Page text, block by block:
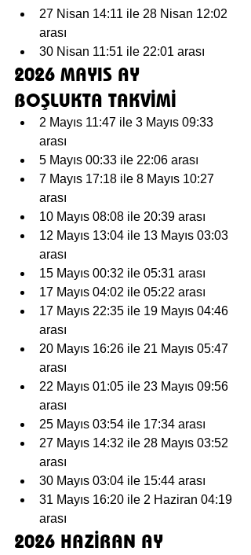
27 Nisan 14:11 ile 28 Nisan 12:02
arası
30 Nisan 11:51 ile 22:01 arası
2026 MAYIS AY
BOŞLUKTA TAKVİMİ
2 Mayıs 11:47 ile 3 Mayıs 09:33
arası
5 Mayıs 00:33 ile 22:06 arası
7 Mayıs 17:18 ile 8 Mayıs 10:27
arası
10 Mayıs 08:08 ile 20:39 arası
12 Mayıs 13:04 ile 13 Mayıs 03:03
arası
15 Mayıs 00:32 ile 05:31 arası
17 Mayıs 04:02 ile 05:22 arası
17 Mayıs 22:35 ile 19 Mayıs 04:46
arası
20 Mayıs 16:26 ile 21 Mayıs 05:47
arası
22 Mayıs 01:05 ile 23 Mayıs 09:56
arası
25 Mayıs 03:54 ile 17:34 arası
27 Mayıs 14:32 ile 28 Mayıs 03:52
arası
30 Mayıs 03:04 ile 15:44 arası
31 Mayıs 16:20 ile 2 Haziran 04:19
arası
2026 HAZİRAN AY